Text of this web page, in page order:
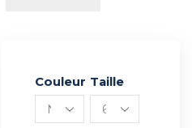
Couleur Taille
Alternative: